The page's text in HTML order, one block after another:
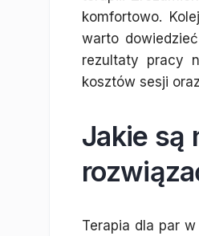
komfortowo.
warto
rezultaty pracy
kosztów sesji
Jakie są
Terapia dla par